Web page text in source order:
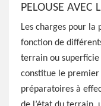
PELOUSE AVEC
Les charges pour la
fonction de
terrain ou superficie
constitue le
préparatoires à